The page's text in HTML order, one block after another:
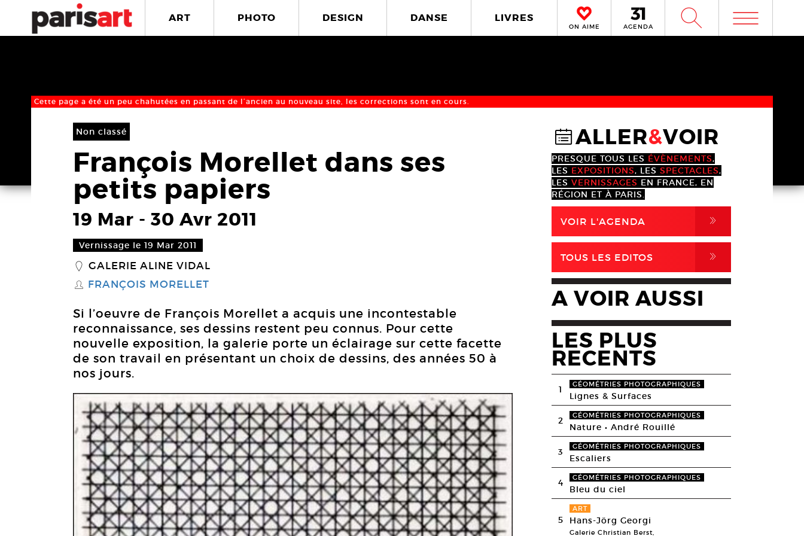
ART PHOTO DESIGN DANSE LIVRES
ON AIME AGENDA W m
Cette page a été un peu chahutées en passant de l’ancien au nouveau site, les corrections sont en cours.
Non classé
François Morellet dans ses
petits papiers
19 Mar - 30 Avr 2011
Vernissage le 19 Mar 2011
_ GALERIE ALINE VIDAL
S FRANÇOIS MORELLET
Si l’oeuvre de François Morellet a acquis une incontestable
reconnaissance, ses dessins restent peu connus. Pour cette
nouvelle exposition, la galerie porte un éclairage sur cette facette
de son travail en présentant un choix de dessins, des années 50 à
nos jours.
@ALLER&VOIR
PRESQUE TOUS LES ÉVÈNEMENTS,
LES EXPOSITIONS, LES SPECTACLES,
LES VERNISSAGES EN FRANCE, EN
RÉGION ET À PARIS.
VOIR L'AGENDA ,
TOUS LES EDITOS ,
A VOIR AUSSI
LES PLUS
RECENTS
1 GÉOMÉTRIES PHOTOGRAPHIQUES
Lignes & Surfaces
2 GÉOMÉTRIES PHOTOGRAPHIQUES
Nature • André Rouillé
3 GÉOMÉTRIES PHOTOGRAPHIQUES
Escaliers
4 GÉOMÉTRIES PHOTOGRAPHIQUES
Bleu du ciel
5
ART
Hans-Jörg Georgi
Galerie Christian Berst,